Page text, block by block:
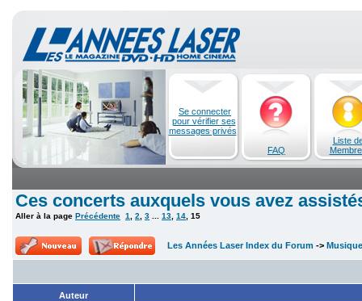
Se connecter
pour vérifier ses
messages privés
FAQ
Liste
Ces concerts auxquels vous avez
Aller à la page Précédente 1 2 3 13 14 15
Les Années Laser Index du Forum -> Musique
Auteur